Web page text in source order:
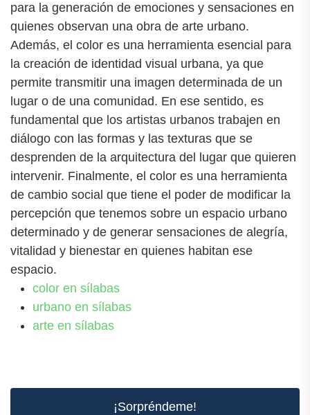
para la generación de emociones y sensaciones en
quienes observan una obra de arte urbano.
Además, el color es una herramienta esencial para
la creación de identidad visual urbana, ya que
permite transmitir una imagen determinada de un
lugar o de una comunidad. En ese sentido, es
fundamental que los artistas urbanos trabajen en
diálogo con las formas y las texturas que se
desprenden de la arquitectura del lugar que quieren
intervenir. Finalmente, el color es una herramienta
de cambio social que tiene el poder de modificar la
percepción que tenemos sobre un espacio urbano
determinado y de generar sensaciones de alegría,
vitalidad y bienestar en quienes habitan ese
espacio.
color en sílabas
urbano en sílabas
arte en sílabas
¡Sorpréndeme!